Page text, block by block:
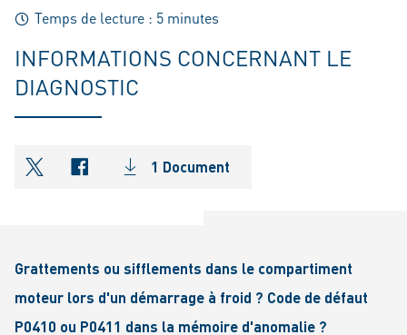
Temps de lecture : 5 minutes
INFORMATIONS CONCERNANT LE
DIAGNOSTIC
shareOntwitter
shareOnfacebook
1 Document
Grattements ou sifflements dans le compartiment
moteur lors d'un démarrage à froid ? Code de défaut
P0410 ou P0411 dans la mémoire d'anomalie ?